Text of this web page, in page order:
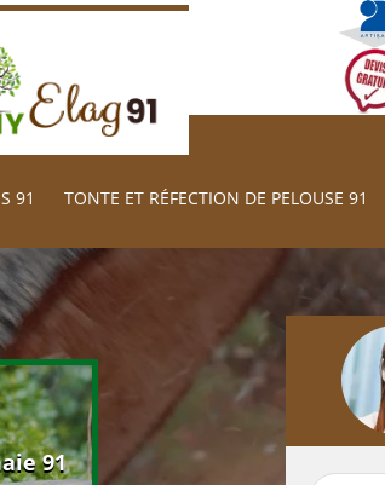
91 TONTE ET RÉFECTION DE PELOUSE 91
91 Abattage d'arbres